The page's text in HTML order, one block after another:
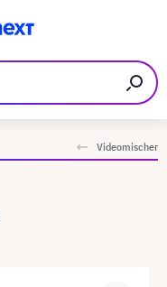
Videomischer